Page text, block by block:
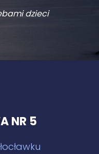
dzieci
NR 5